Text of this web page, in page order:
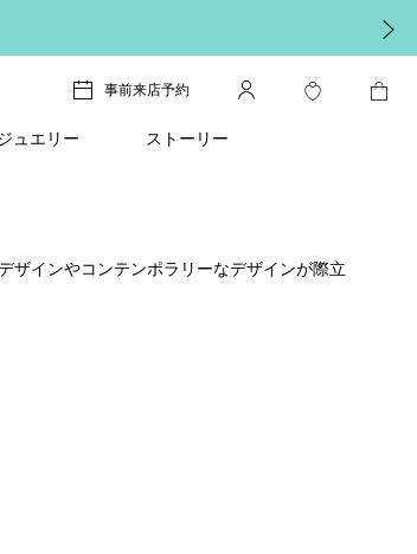
事前来店予約
ュエリー ストーリー
ザインやコンテンポラリーなデザインが際立